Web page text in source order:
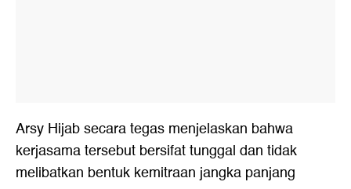
Arsy Hijab secara tegas menjelaskan bahwa
kerjasama tersebut bersifat tunggal dan tidak
melibatkan bentuk kemitraan jangka panjang